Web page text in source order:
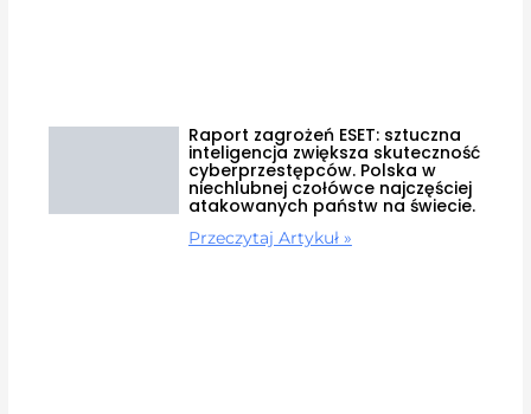
Raport zagrożeń ESET: sztuczna
inteligencja zwiększa skuteczność
cyberprzestępców. Polska w
niechlubnej czołówce najczęściej
atakowanych państw na świecie.
Przeczytaj Artykuł »